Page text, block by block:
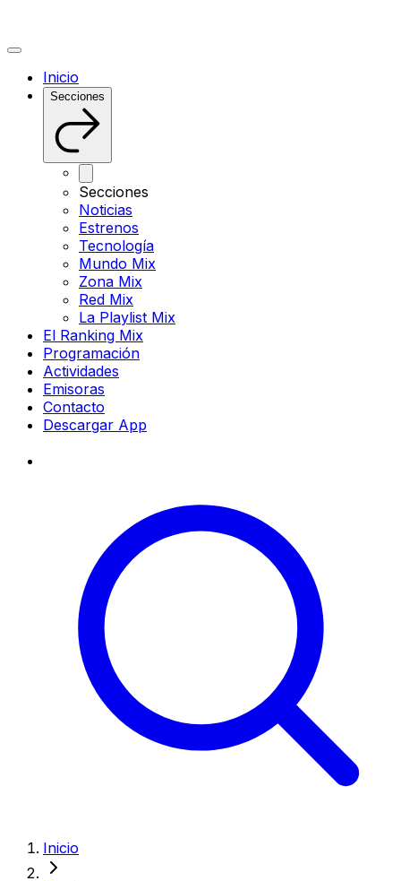
Inicio
Secciones
Secciones
Noticias
Estrenos
Tecnología
Mundo Mix
Zona Mix
Red Mix
La Playlist Mix
El Ranking Mix
Programación
Actividades
Emisoras
Contacto
Descargar App
Inicio